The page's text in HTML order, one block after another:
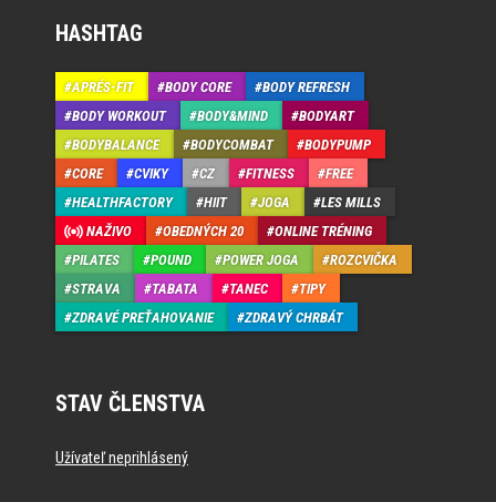
HASHTAG
APRÉS-FIT BODY CORE
BODY REFRESH
BODY WORKOUT
BODY&MIND
BODYART
BODYBALANCE
BODYCOMBAT
BODYPUMP
CORE
CVIKY CZ FITNESS
FREE
HEALTHFACTORY
HIIT JOGA
LES MILLS
NAŽIVO
OBEDNÝCH 20
ONLINE TRÉNING
PILATES
POUND POWER JOGA
ROZCVIČKA
STRAVA
TABATA TANEC
TIPY
ZDRAVÉ PREŤAHOVANIE
ZDRAVÝ CHRBÁT
STAV ČLENSTVA
Užívateľ neprihlásený